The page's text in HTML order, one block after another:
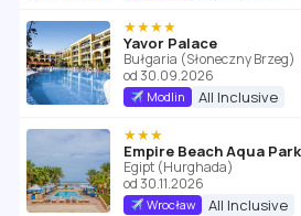
★★★★
Yavor Palace
Bułgaria (Słoneczny Brzeg)
od 30.09.2026
Modlin All Inclusive
★★★
Egipt (Hurghada)
od 30.11.2026
Wrocław All Inclusive